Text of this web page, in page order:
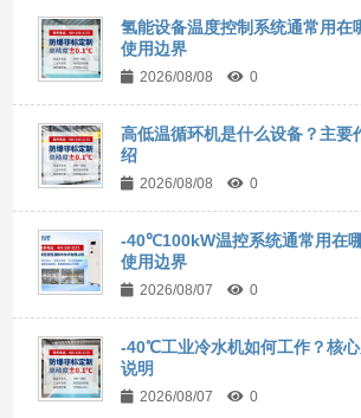
氢能设备温度控制系统通常用在
使用边界
2026/08/08 0
高低温循环机是什么设备？主要
绍
2026/08/08 0
-40℃100kW温控系统通常用在
使用边界
2026/08/07 0
-40℃工业冷水机如何工作？核心
说明
2026/08/07 0